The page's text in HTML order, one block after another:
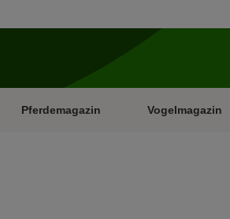
Pferdemagazin Vogelmagazin